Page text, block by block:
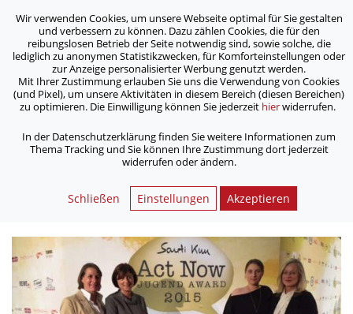
ASB Bonn/Rhein-Sieg/Eifel e.V.
bewegt Menschen
Home / Archiv /
ASB-Freiwillige ganz vorn beim Act Now Jugend Award
ASB-Freiwillige ganz vorn beim
Act Now Jugend Award
Wir verwenden Cookies, um unsere Webseite optimal für Sie gestalten
und verbessern zu können. Dazu zählen Cookies, die für den
reibungslosen Betrieb der Seite notwendig sind, sowie solche, die
lediglich zu anonymen Statistikzwecken, für Komforteinstellungen oder
zur Anzeige personalisierter Werbung genutzt werden.
Mit Ihrer Zustimmung erlauben Sie uns die Verwendung von Cookies
(und Pixel), um unsere Aktivitäten in diesem Bereich (diesen Bereichen)
zu optimieren. Die Einwilligung können Sie jederzeit hierwiderrufen.
In der Datenschutzerklärung finden Sie weitere Informationen zum
Thema Tracking und Sie können Ihre Zustimmung dort jederzeit
widerrufen oder ändern.
Schließen Einstellungen Akzeptieren